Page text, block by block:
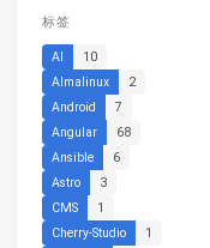
标签
AI
10
Almalinux
2
Android
7
Angular
68
Ansible
6
Astro
3
CMS
1
Cherry-Studio
1